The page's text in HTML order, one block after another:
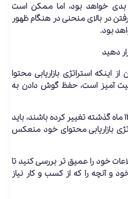
خواهد بود، اما ممکن است
در بالای منحنی در هنگام ظهور
بود.
اینکه استراتژی بازاریابی محتوا
موفقیت آمیز است، حفظ گوش دادن به
اگر مخاطبان هدف طی ۱۲ ماه گذشته تغییر کرده باشند، باید
بازاریابی محتوای خود منعکس
خود را عمیق تر بررسی کنید تا
و آنچه را که از کسب و کار نیاز